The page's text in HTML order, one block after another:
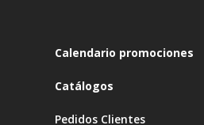
Calendario promociones
Catálogos
Pedidos Clientes